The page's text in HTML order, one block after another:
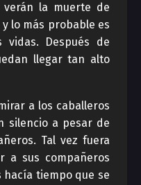
verán la muerte de
lo más probable es
Después de
llegar tan alto
a los caballeros
silencio a pesar de
Tal vez fuera
a sus compañeros
hacía tiempo que se